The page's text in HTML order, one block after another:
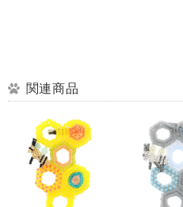
関連商品